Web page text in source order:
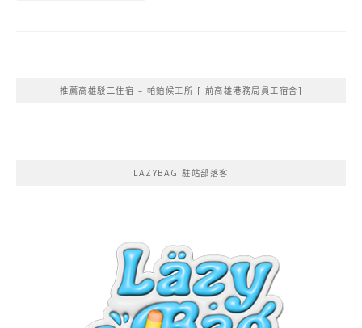
推薦高雄駁二住宿 – 帕鉑候工所 [ 前高雄港務局員工宿舍]
LAZYBAG 駐站部落客